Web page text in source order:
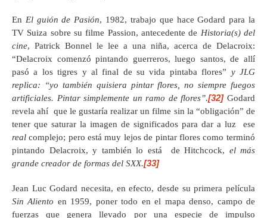
En El guión de Pasión, 1982, trabajo que hace Godard para la
TV Suiza sobre su filme Passion, antecedente de Historia(s) del
cine, Patrick Bonnel le lee a una niña, acerca de Delacroix:
“Delacroix comenzó pintando guerreros, luego santos, de allí
pasó a los tigres y al final de su vida pintaba flores” y JLG
replica: “yo también quisiera pintar flores, no siempre fuegos
artificiales. Pintar simplemente un ramo de flores”.[32] Godard
revela ahí que le gustaría realizar un filme sin la “obligación” de
tener que saturar la imagen de significados para dar a luz ese
real complejo; pero está muy lejos de pintar flores como terminó
pintando Delacroix, y también lo está de Hitchcock, el más
grande creador de formas del SXX.[33]
Jean Luc Godard necesita, en efecto, desde su primera película
Sin Aliento en 1959, poner todo en el mapa denso, campo de
fuerzas que genera llevado por una especie de impulso